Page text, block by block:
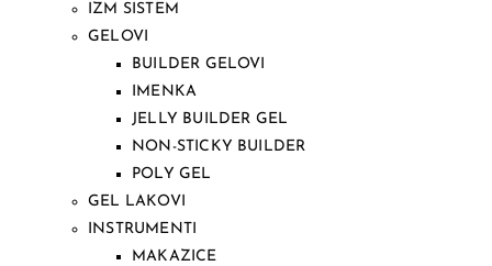
IZM SISTEM
GELOVI
BUILDER GELOVI
IMENKA
JELLY BUILDER GEL
NON-STICKY BUILDER
POLY GEL
GEL LAKOVI
INSTRUMENTI
MAKAZICE